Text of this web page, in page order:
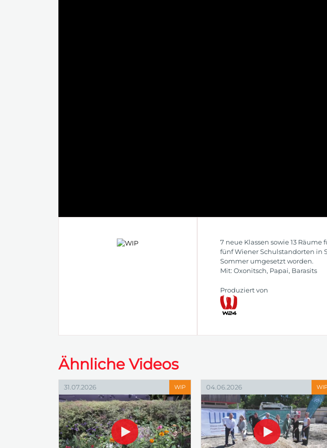
7 neue Klassen sowie 13
fünf Wiener Schulstandorten in
Sommer umgesetzt worden.
Mit: Oxonitsch, Papai, Barasits
Produziert von
Ähnliche Videos
31.07.2026 WIP 04.06.2026